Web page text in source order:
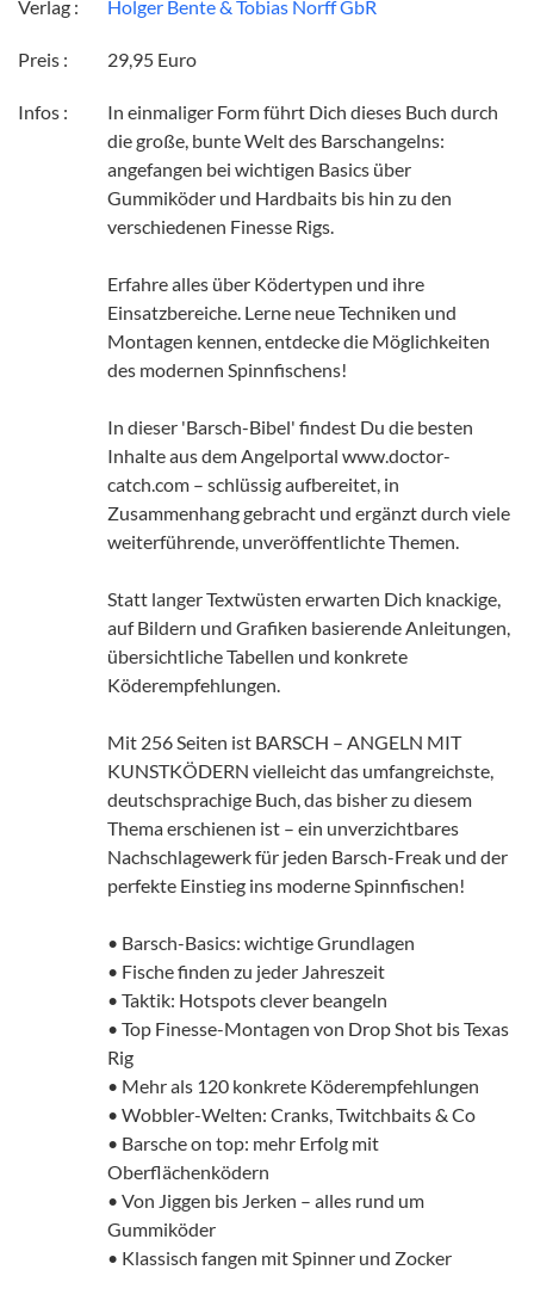
Verlag : Holger Bente & Tobias Norff GbR
Preis : 29,95 Euro
Infos :
In einmaliger Form führt Dich dieses Buch durch
die große, bunte Welt des Barschangelns:
angefangen bei wichtigen Basics über
Gummiköder und Hardbaits bis hin zu den
verschiedenen Finesse Rigs.
Erfahre alles über Ködertypen und ihre
Einsatzbereiche. Lerne neue Techniken und
Montagen kennen, entdecke die Möglichkeiten
des modernen Spinnfischens!
In dieser 'Barsch-Bibel' findest Du die besten
Inhalte aus dem Angelportal www.doctor-
catch.com – schlüssig aufbereitet, in
Zusammenhang gebracht und ergänzt durch viele
weiterführende, unveröffentlichte Themen.
Statt langer Textwüsten erwarten Dich knackige,
auf Bildern und Grafiken basierende Anleitungen,
übersichtliche Tabellen und konkrete
Köderempfehlungen.
Mit 256 Seiten ist BARSCH – ANGELN MIT
KUNSTKÖDERN vielleicht das umfangreichste,
deutschsprachige Buch, das bisher zu diesem
Thema erschienen ist – ein unverzichtbares
Nachschlagewerk für jeden Barsch-Freak und der
perfekte Einstieg ins moderne Spinnfischen!
• Barsch-Basics: wichtige Grundlagen
• Fische finden zu jeder Jahreszeit
• Taktik: Hotspots clever beangeln
• Top Finesse-Montagen von Drop Shot bis Texas
Rig
• Mehr als 120 konkrete Köderempfehlungen
• Wobbler-Welten: Cranks, Twitchbaits & Co
• Barsche on top: mehr Erfolg mit
Oberflächenködern
• Von Jiggen bis Jerken – alles rund um
Gummiköder
• Klassisch fangen mit Spinner und Zocker